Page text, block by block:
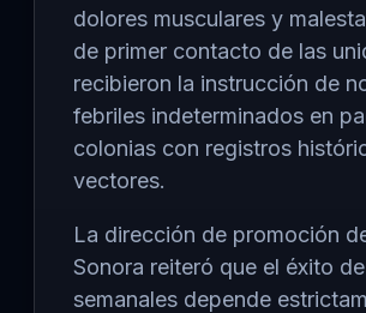
dolores musculares y
de primer contacto de las
recibieron la instrucción de
febriles indeterminados en
colonias con registros
vectores.
La dirección de promoción
Sonora reiteró que el éxito
semanales depende